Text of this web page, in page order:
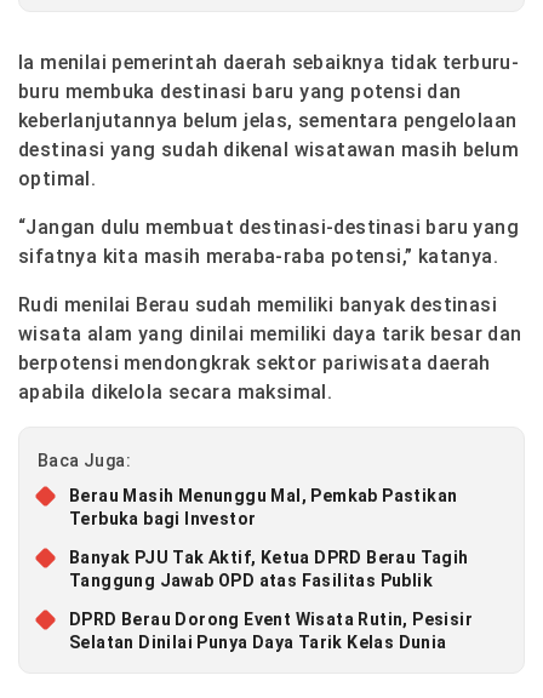
Ia menilai pemerintah daerah sebaiknya tidak terburu-
buru membuka destinasi baru yang potensi dan
keberlanjutannya belum jelas, sementara pengelolaan
destinasi yang sudah dikenal wisatawan masih belum
optimal.
“Jangan dulu membuat destinasi-destinasi baru yang
sifatnya kita masih meraba-raba potensi,” katanya.
Rudi menilai Berau sudah memiliki banyak destinasi
wisata alam yang dinilai memiliki daya tarik besar dan
berpotensi mendongkrak sektor pariwisata daerah
apabila dikelola secara maksimal.
Baca Juga:
Berau Masih Menunggu Mal, Pemkab Pastikan
Terbuka bagi Investor
Banyak PJU Tak Aktif, Ketua DPRD Berau Tagih
Tanggung Jawab OPD atas Fasilitas Publik
DPRD Berau Dorong Event Wisata Rutin, Pesisir
Selatan Dinilai Punya Daya Tarik Kelas Dunia